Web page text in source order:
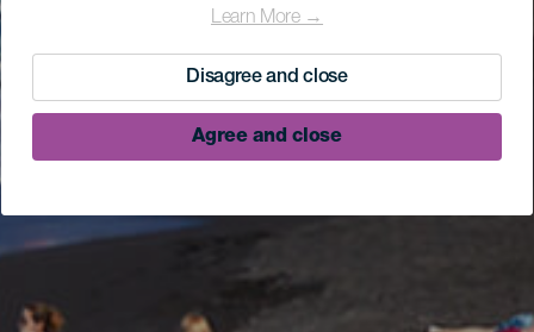
Learn More →
Disagree and close
Agree and close